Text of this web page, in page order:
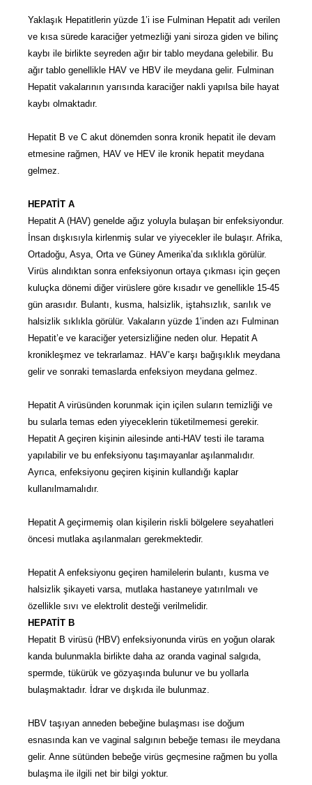
Yaklaşık Hepatitlerin yüzde 1’i ise Fulminan Hepatit adı verilen
ve kısa sürede karaciğer yetmezliği yani siroza giden ve bilinç
kaybı ile birlikte seyreden ağır bir tablo meydana gelebilir. Bu
ağır tablo genellikle HAV ve HBV ile meydana gelir. Fulminan
Hepatit vakalarının yarısında karaciğer nakli yapılsa bile hayat
kaybı olmaktadır.
Hepatit B ve C akut dönemden sonra kronik hepatit ile devam
etmesine rağmen, HAV ve HEV ile kronik hepatit meydana
gelmez.
HEPATİT A
Hepatit A (HAV) genelde ağız yoluyla bulaşan bir enfeksiyondur.
İnsan dışkısıyla kirlenmiş sular ve yiyecekler ile bulaşır. Afrika,
Ortadoğu, Asya, Orta ve Güney Amerika’da sıklıkla görülür.
Virüs alındıktan sonra enfeksiyonun ortaya çıkması için geçen
kuluçka dönemi diğer virüslere göre kısadır ve genellikle 15-45
gün arasıdır. Bulantı, kusma, halsizlik, iştahsızlık, sarılık ve
halsizlik sıklıkla görülür. Vakaların yüzde 1’inden azı Fulminan
Hepatit’e ve karaciğer yetersizliğine neden olur. Hepatit A
kronikleşmez ve tekrarlamaz. HAV’e karşı bağışıklık meydana
gelir ve sonraki temaslarda enfeksiyon meydana gelmez.
Hepatit A virüsünden korunmak için içilen suların temizliği ve
bu sularla temas eden yiyeceklerin tüketilmemesi gerekir.
Hepatit A geçiren kişinin ailesinde anti-HAV testi ile tarama
yapılabilir ve bu enfeksiyonu taşımayanlar aşılanmalıdır.
Ayrıca, enfeksiyonu geçiren kişinin kullandığı kaplar
kullanılmamalıdır.
Hepatit A geçirmemiş olan kişilerin riskli bölgelere seyahatleri
öncesi mutlaka aşılanmaları gerekmektedir.
Hepatit A enfeksiyonu geçiren hamilelerin bulantı, kusma ve
halsizlik şikayeti varsa, mutlaka hastaneye yatırılmalı ve
özellikle sıvı ve elektrolit desteği verilmelidir.
HEPATİT B
Hepatit B virüsü (HBV) enfeksiyonunda virüs en yoğun olarak
kanda bulunmakla birlikte daha az oranda vaginal salgıda,
spermde, tükürük ve gözyaşında bulunur ve bu yollarla
bulaşmaktadır. İdrar ve dışkıda ile bulunmaz.
HBV taşıyan anneden bebeğine bulaşması ise doğum
esnasında kan ve vaginal salgının bebeğe teması ile meydana
gelir. Anne sütünden bebeğe virüs geçmesine rağmen bu yolla
bulaşma ile ilgili net bir bilgi yoktur.